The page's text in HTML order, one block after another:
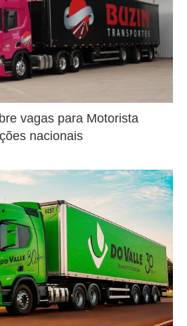
vagas para Motorista
nacionais